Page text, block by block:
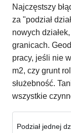
Najczęstszy
za "podział
nowych
granicach.
pracy, jeśli nie
m2, czy grunt
służebność.
wszystkie
Podział jednej